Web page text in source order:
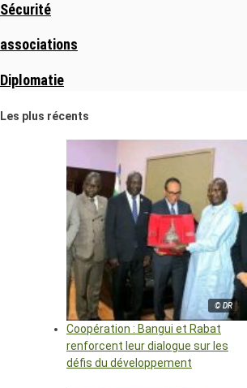
Sécurité
associations
Diplomatie
Les plus récents
© DR
Coopération : Bangui et Rabat
renforcent leur dialogue sur les
défis du développement